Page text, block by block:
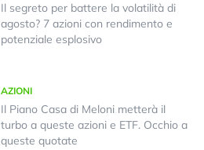
Il segreto per battere la volatilità di
agosto? 7 azioni con rendimento e
potenziale esplosivo
AZIONI
Il Piano Casa di Meloni metterà il
turbo a queste azioni e ETF. Occhio a
queste quotate